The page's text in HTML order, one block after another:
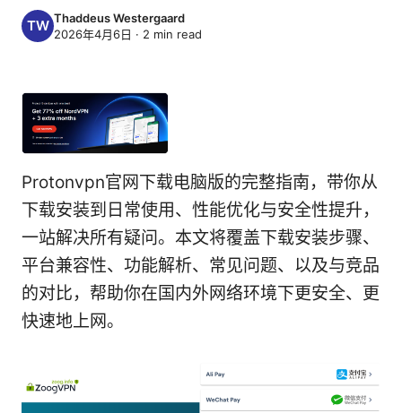
Thaddeus Westergaard
2026年4月6日 · 2 min read
Protonvpn官网下载电脑版的完整指南，带你从
下载安装到日常使用、性能优化与安全性提升，
一站解决所有疑问。本文将覆盖下载安装步骤、
平台兼容性、功能解析、常见问题、以及与竞品
的对比，帮助你在国内外网络环境下更安全、更
快速地上网。